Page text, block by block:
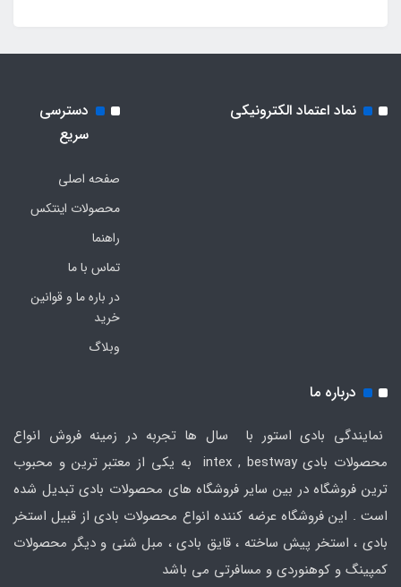
نماد اعتماد الکترونیکی
دسترسی
سریع
صفحه اصلی
محصولات اینتکس
راهنما
تماس با ما
در باره ما و قوانین
خرید
وبلاگ
درباره ما
نمایندگی بادی استور با سال ها تجربه در زمینه فروش انواع
محصولات بادی intex , bestway به یکی از معتبر ترین و محبوب
ترین فروشگاه در بین سایر فروشگاه های محصولات بادی تبدیل شده
است . این فروشگاه عرضه کننده انواع محصولات بادی از قبیل استخر
بادی ، استخر پیش ساخته ، قایق بادی ، مبل شنی و دیگر محصولات
کمپینگ و کوهنوردی و مسافرتی می باشد